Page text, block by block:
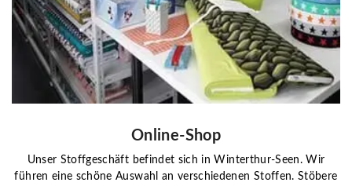
Online-Shop
Unser Stoffgeschäft befindet sich in Winterthur-Seen. Wir
führen eine schöne Auswahl an verschiedenen Stoffen. Stöbere